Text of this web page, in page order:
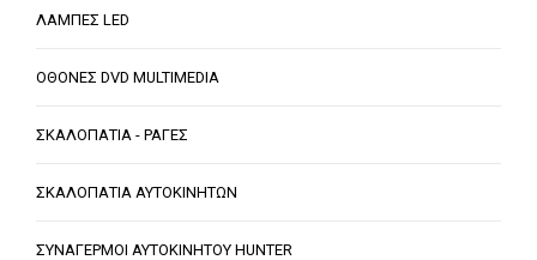
ΛΑΜΠΕΣ LED
ΟΘΟΝΕΣ DVD MULTIMEDIA
ΣΚΑΛΟΠΑΤΙΑ - ΡΑΓΕΣ
ΣΚΑΛΟΠΑΤΙΑ ΑΥΤΟΚΙΝΗΤΩΝ
ΣΥΝΑΓΕΡΜΟΙ ΑΥΤΟΚΙΝΗΤΟΥ HUNTER